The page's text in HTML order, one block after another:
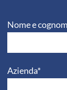
Nome e
Azienda*